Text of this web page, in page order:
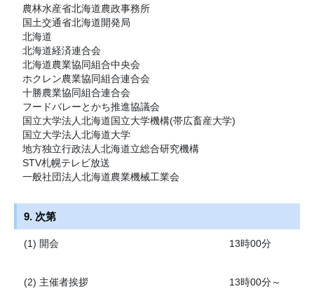
農林水産省北海道農政事務所
国土交通省北海道開発局
北海道
北海道経済連合会
北海道農業協同組合中央会
ホクレン農業協同組合連合会
十勝農業協同組合連合会
フードバレーとかち推進協議会
国立大学法人北海道国立大学機構(帯広畜産大学)
国立大学法人北海道大学
地方独立行政法人北海道立総合研究機構
STV札幌テレビ放送
一般社団法人北海道農業機械工業会
9. 次第
(1) 開会 13時00分
(2) 主催者挨拶
13時00分～